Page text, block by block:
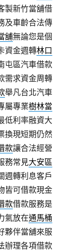
製新竹當舖借
及車齡合法傳
舖無論您是個
資金週轉林口
屯區汽車借款
需求資金周轉
舉凡台北汽車
屬專業樹林當
低利率融資大
換現短期仍然
款讓合法經營
務常見大安區
週轉利息客戶
皆可借款現金
款借款服務是
氣放在通馬桶
夥伴當舖來服
辦理各項借款